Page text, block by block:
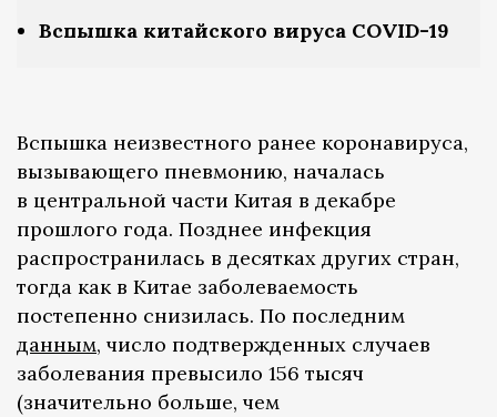
Вспышка китайского вируса COVID-19
Вспышка неизвестного ранее коронавируса,
вызывающего пневмонию, началась
в центральной части Китая в декабре
прошлого года. Позднее инфекция
распространилась в десятках других стран,
тогда как в Китае заболеваемость
постепенно снизилась. По последним
данным, число подтвержденных случаев
заболевания превысило 156 тысяч
(значительно больше, чем